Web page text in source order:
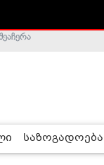
კომისია
საზოგადოება